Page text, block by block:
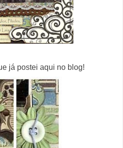
já postei aqui no blog!